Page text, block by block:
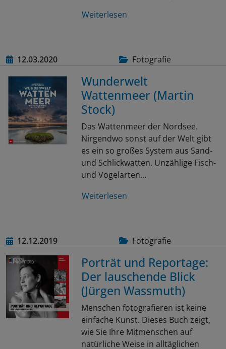
Weiterlesen
12.03.2020 Fotografie
Wunderwelt
Wattenmeer (Martin
Stock)
Das Wattenmeer der Nordsee.
Nirgendwo sonst auf der Welt gibt
es ein so großes System aus Sand-
und Schlickwatten. Unzählige Fisch-
und Vogelarten…
Weiterlesen
12.12.2019 Fotografie
Porträt und Reportage:
Der lauschende Blick
(Jürgen Wassmuth)
Menschen fotografieren ist keine
einfache Kunst. Dieses Buch zeigt,
wie Sie Ihre Mitmenschen auf
natürliche Weise in alltäglichen